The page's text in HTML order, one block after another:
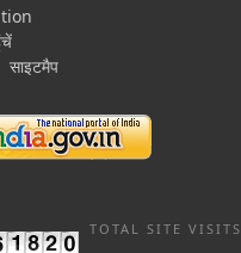
साइटमैप
TOTAL SITE VISITS